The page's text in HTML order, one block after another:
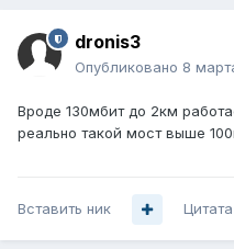
dronis3
Опубликовано 8
Вроде 130мбит до 2км
реально такой мост выше
Вставить ник Цитата